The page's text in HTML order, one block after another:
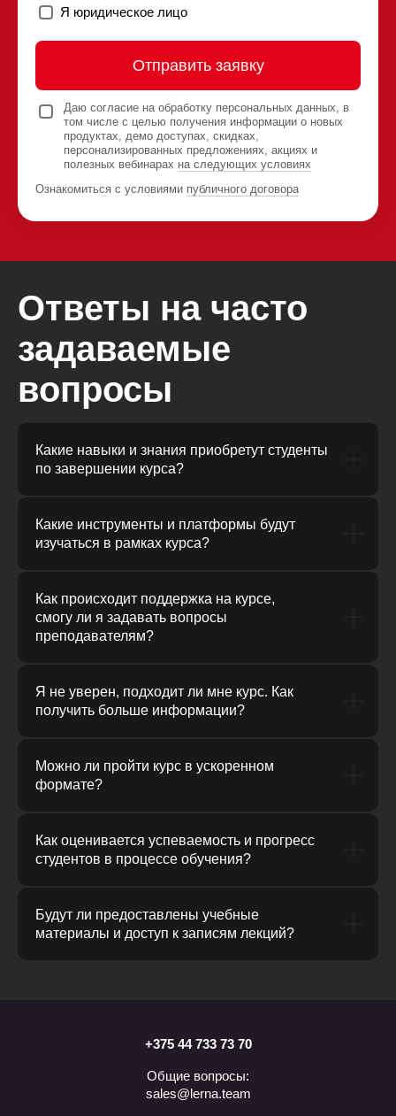
Я юридическое лицо
Отправить заявку
Даю согласие на обработку персональных данных, в
том числе с целью получения информации о новых
продуктах, демо доступах, скидках,
персонализированных предложениях, акциях и
полезных вебинарах на следующих условиях
Ознакомиться с условиями публичного договора
Ответы на часто
задаваемые
вопросы
Какие навыки и знания приобретут студенты
по завершении курса?
Какие инструменты и платформы будут
изучаться в рамках курса?
Как происходит поддержка на курсе,
смогу ли я задавать вопросы
преподавателям?
Я не уверен, подходит ли мне курс. Как
получить больше информации?
Можно ли пройти курс в ускоренном
формате?
Как оценивается успеваемость и прогресс
студентов в процессе обучения?
Будут ли предоставлены учебные
материалы и доступ к записям лекций?
+375 44 733 73 70
Общие вопросы:
sales@lerna.team